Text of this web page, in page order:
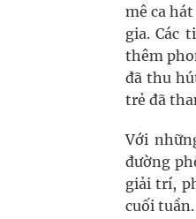
mê ca
gia. Các
thêm
đã thu
trẻ đã
Với
đường
giải trí,
cuối tuần.